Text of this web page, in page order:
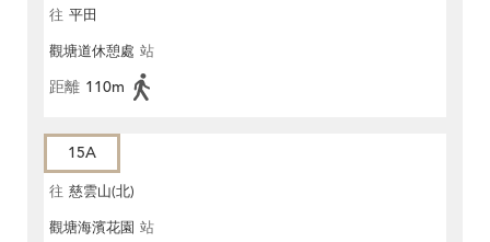
往 平田
觀塘道休憩處 站
距離 110m
15A
往 慈雲山(北)
觀塘海濱花園 站